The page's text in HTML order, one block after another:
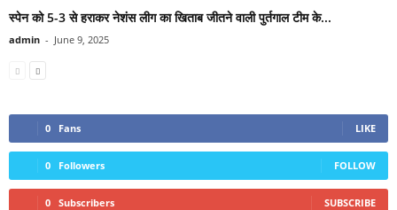
स्पेन को 5-3 से हराकर नेशंस लीग का खिताब जीतने वाली पुर्तगाल टीम के...
admin - June 9, 2025
0 Fans LIKE
0 Followers FOLLOW
0 Subscribers SUBSCRIBE